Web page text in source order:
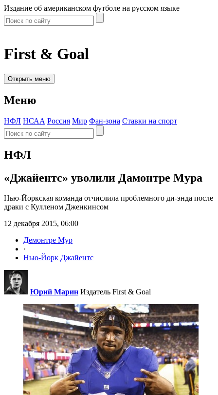
Издание об американском футболе на русском языке
First & Goal
Открыть меню
Меню
НФЛ НСАА Россия Мир Фан-зона Ставки на спорт
НФЛ
«Джайентс» уволили Дамонтре Мура
Нью-Йоркская команда отчислила проблемного ди-энда после
драки с Кулленом Дженкинсом
12 декабря 2015, 06:00
Демонтре Мур
·
Нью-Йорк Джайентс
Юрий Марин Издатель First & Goal